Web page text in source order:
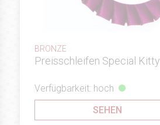
BRONZE
Preisschleifen Special Kitty
Verfügbarkeit: hoch
SEHEN